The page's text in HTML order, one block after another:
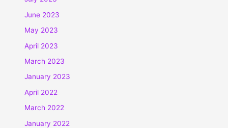
June 2023
May 2023
April 2023
March 2023
January 2023
April 2022
March 2022
January 2022